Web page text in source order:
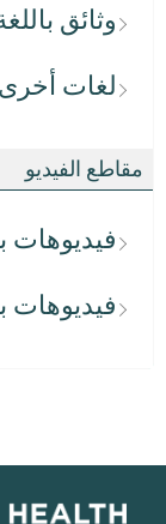
وثائق
لغات أخرى
مقاطع الفيديو
فيديوهات
فيديوهات